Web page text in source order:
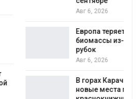
теряет всё больше лесной
из-за засух, вредителей и
Карачаево-Черкесии выявили
места произрастания